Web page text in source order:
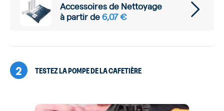
Accessoires de Nettoyage
à partir de6,07 €
2 TESTEZ LA POMPE DE LA CAFETIÈRE